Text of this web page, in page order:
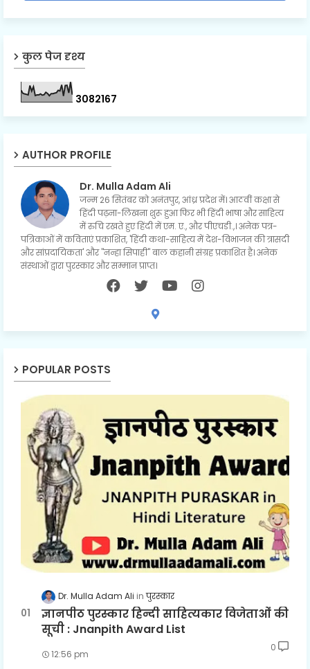
कुल पेज दृश्य
3082167
AUTHOR PROFILE
Dr. Mulla Adam Ali
जन्म 26 सितंबर को अनंतपुर, आंध्र प्रदेश में। आठवीं कक्षा से
हिंदी पढ़ना-लिखना शुरू हुआ फिर भी हिंदी भाषा और साहित्य
में रुचि रखते हुए हिंदी में एम. ए., और पीएचडी.,। अनेक पत्र-
पत्रिकाओं में कविताएं प्रकाशित, 'हिंदी कथा-साहित्य में देश-विभाजन की त्रासदी
और सांप्रदायिकता' और "नन्हा सिपाही" बाल कहानी संग्रह प्रकाशित है। अनेक
संस्थाओं द्वारा पुरस्कार और सम्मान प्राप्त।
POPULAR POSTS
Dr. Mulla Adam Ali पुरस्कार
ज्ञानपीठ पुरस्कार हिन्दी साहित्यकार विजेताओं की
सूची : Jnanpith Award List
12:56 pm
0